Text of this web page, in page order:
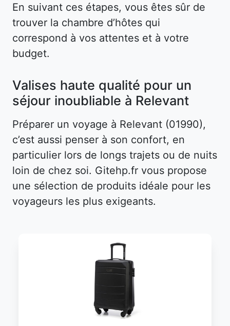
En suivant ces étapes, vous êtes sûr de
trouver la chambre d’hôtes qui
correspond à vos attentes et à votre
budget.
Valises haute qualité pour un
séjour inoubliable à Relevant
Préparer un voyage à Relevant (01990),
c’est aussi penser à son confort, en
particulier lors de longs trajets ou de nuits
loin de chez soi. Gitehp.fr vous propose
une sélection de produits idéale pour les
voyageurs les plus exigeants.